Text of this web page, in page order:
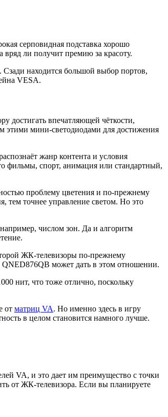
серповидная подставка хорошо
вряд ли получит премию за красоту.
Сзади находится большой выбор портов,
VESA.
достигать впечатляющей чёткости,
этими мини-светодиодами для достижения
жанр контента и условия
фильмы, спорт, анимация или стандартный,
проблему цветения и по-прежнему
тем точнее управление светом. Но это
числом зон. Да и алгоритм
ЖК-телевизоры по-прежнему
QNED876QB может дать в этом отношении.
нит, что тоже отлично, поскольку
от матриц VA. Но именно здесь в игру
в целом становится намного лучше.
VA, и это дает им преимущество с точки
от ЖК-телевизора. Если вы планируете